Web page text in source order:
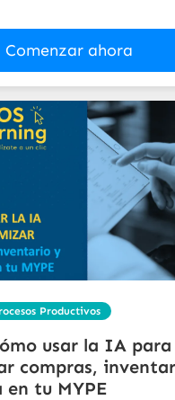
Comenzar ahora
Productivos
usar la IA para
compras,
tu MYPE